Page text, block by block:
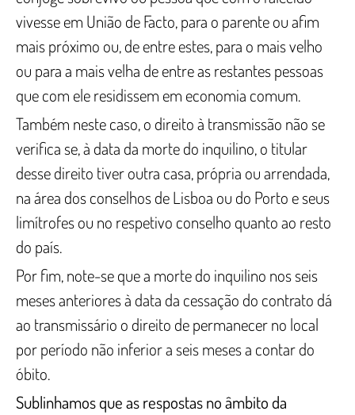
vivesse em União de Facto, para o parente ou afim
mais próximo ou, de entre estes, para o mais velho
ou para a mais velha de entre as restantes pessoas
que com ele residissem em economia comum.
Também neste caso, o direito à transmissão não se
verifica se, à data da morte do inquilino, o titular
desse direito tiver outra casa, própria ou arrendada,
na área dos conselhos de Lisboa ou do Porto e seus
limítrofes ou no respetivo conselho quanto ao resto
do país.
Por fim, note-se que a morte do inquilino nos seis
meses anteriores à data da cessação do contrato dá
ao transmissário o direito de permanecer no local
por período não inferior a seis meses a contar do
óbito.
Sublinhamos que as respostas no âmbito da